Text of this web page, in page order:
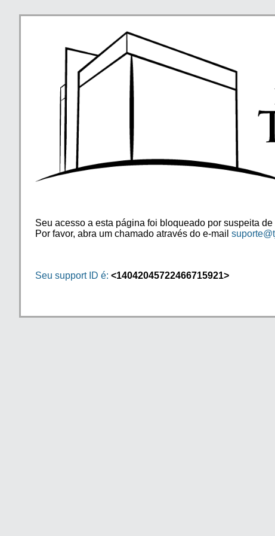
Seu acesso a esta página foi bloqueado por suspeita de
Por favor, abra um chamado através do e-mail
Seu support ID é: <14042045722466715921>